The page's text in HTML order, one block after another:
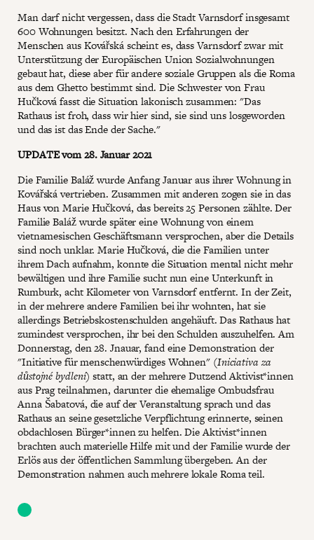
Man darf nicht vergessen, dass die Stadt Varnsdorf insgesamt
600 Wohnungen besitzt. Nach den Erfahrungen der
Menschen aus Kovářská scheint es, dass Varnsdorf zwar mit
Unterstützung der Europäischen Union Sozialwohnungen
gebaut hat, diese aber für andere soziale Gruppen als die Roma
aus dem Ghetto bestimmt sind. Die Schwester von Frau
Hučková fasst die Situation lakonisch zusammen: "Das
Rathaus ist froh, dass wir hier sind, sie sind uns losgeworden
und das ist das Ende der Sache."
UPDATE vom 28. Januar 2021
Die Familie Baláž wurde Anfang Januar aus ihrer Wohnung in
Kovářská vertrieben. Zusammen mit anderen zogen sie in das
Haus von Marie Hučková, das bereits 25 Personen zählte. Der
Familie Baláž wurde später eine Wohnung von einem
vietnamesischen Geschäftsmann versprochen, aber die Details
sind noch unklar. Marie Hučková, die die Familien unter
ihrem Dach aufnahm, konnte die Situation mental nicht mehr
bewältigen und ihre Familie sucht nun eine Unterkunft in
Rumburk, acht Kilometer von Varnsdorf entfernt. In der Zeit,
in der mehrere andere Familien bei ihr wohnten, hat sie
allerdings Betriebskostenschulden angehäuft. Das Rathaus hat
zumindest versprochen, ihr bei den Schulden auszuhelfen. Am
Donnerstag, den 28. Jnauar, fand eine Demonstration der
"Initiative für menschenwürdiges Wohnen" (Iniciativa za
důstojné bydlení) statt, an der mehrere Dutzend Aktivist*innen
aus Prag teilnahmen, darunter die ehemalige Ombudsfrau
Anna Šabatová, die auf der Veranstaltung sprach und das
Rathaus an seine gesetzliche Verpflichtung erinnerte, seinen
obdachlosen Bürger*innen zu helfen. Die Aktivist*innen
brachten auch materielle Hilfe mit und der Familie wurde der
Erlös aus der öffentlichen Sammlung übergeben. An der
Demonstration nahmen auch mehrere lokale Roma teil.